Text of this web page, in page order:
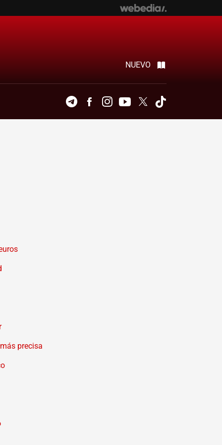
NUEVO
TelegramFacebookInstagramYoutubeTwitter
precisa